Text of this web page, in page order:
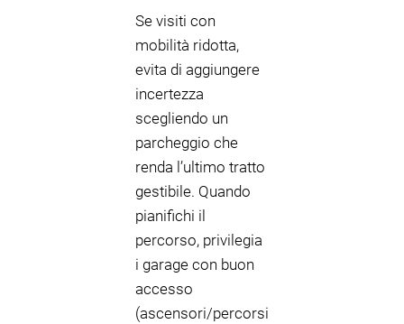
Se visiti con
mobilità ridotta,
evita di aggiungere
incertezza
scegliendo un
parcheggio che
renda l’ultimo tratto
gestibile. Quando
pianifichi il
percorso, privilegia
i garage con buon
accesso
(ascensori/percorsi